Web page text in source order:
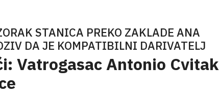
STANICA PREKO ZAKLADE ANA
DA JE KOMPATIBILNI DARIVATELJ
Vatrogasac Antonio Cvitak